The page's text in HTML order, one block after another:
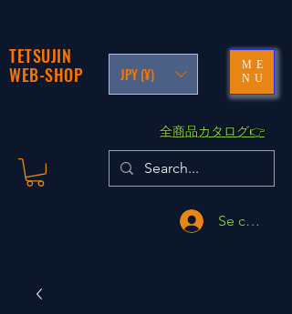
TETSUJIN
WEB-SHOP
JPY (¥)
ME
NU
​全商品カタログ👉
Se